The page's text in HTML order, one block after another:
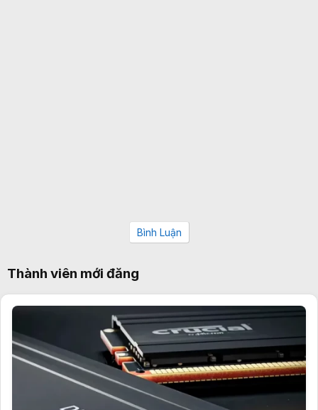
Bình Luận
Thành viên mới đăng